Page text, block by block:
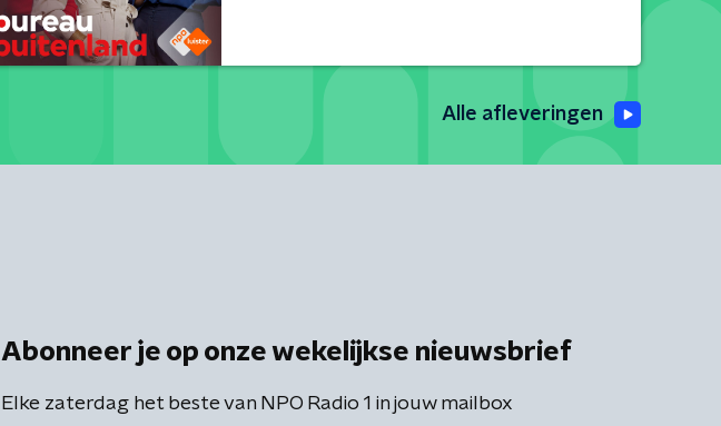
Alle afleveringen
Abonneer je op onze wekelijkse nieuwsbrief
Elke zaterdag het beste van NPO Radio 1 in jouw mailbox